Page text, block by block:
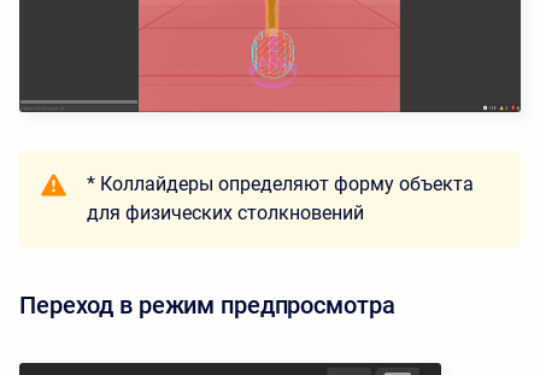
* Коллайдеры определяют форму объекта
для физических столкновений
Переход в режим предпросмотра